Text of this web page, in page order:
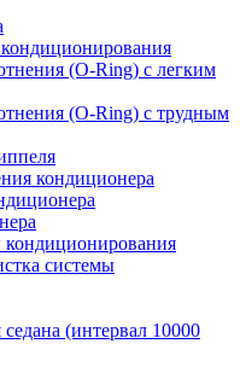
(O-Ring) с легким
(O-Ring) с трудным
кондиционера
системы
(интервал 10000